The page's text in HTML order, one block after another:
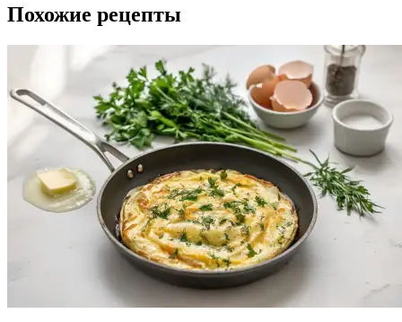
Похожие рецепты